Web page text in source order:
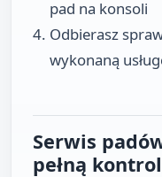
pad na konsoli
Odbierasz
wykonaną
Serwis
pełną